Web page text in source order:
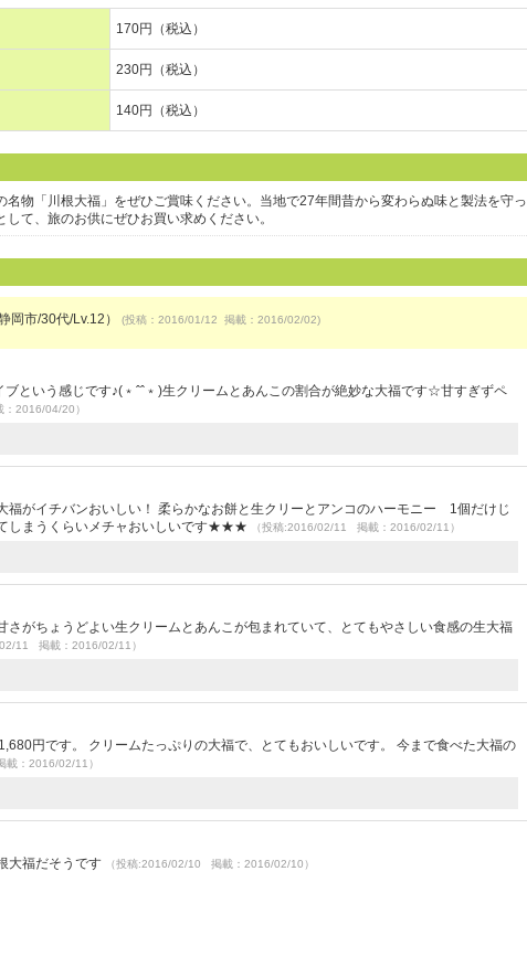
170円（税込）
230円（税込）
140円（税込）
物「川根大福」をぜひご賞味ください。当地で27年間昔から変わらぬ味と製法を守っ
て、旅のお供にぜひお買い求めください。
岡市/30代/Lv.12） (投稿：2016/01/12 掲載：2016/02/02)
という感じです♪(﹡ˆˆ﹡)生クリームとあんこの割合が絶妙な大福です☆甘すぎずペ
2016/04/20）
がイチバンおいしい！ 柔らかなお餅と生クリーとアンコのハーモニー 1個だけじ
しまうくらいメチャおいしいです★★★
（投稿:2016/02/11 掲載：2016/02/11）
さがちょうどよい生クリームとあんこが包まれていて、とてもやさしい食感の生大福
02/11 掲載：2016/02/11）
円です。 クリームたっぷりの大福で、とてもおいしいです。 今まで食べた大福の
：2016/02/11）
大福だそうです
（投稿:2016/02/10 掲載：2016/02/10）